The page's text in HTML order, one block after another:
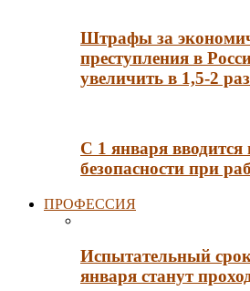
Штрафы за
преступления в
увеличить в 1,5-2
С 1 января
безопасности при
ПРОФЕССИЯ
Испытательный
января станут